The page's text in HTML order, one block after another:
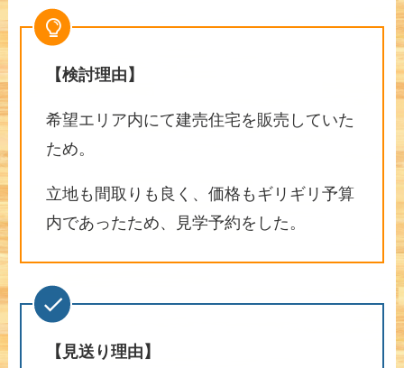
【検討理由】
希望エリア内にて建売住宅を販売していた
ため。
立地も間取りも良く、価格もギリギリ予算
内であったため、見学予約をした。
【見送り理由】